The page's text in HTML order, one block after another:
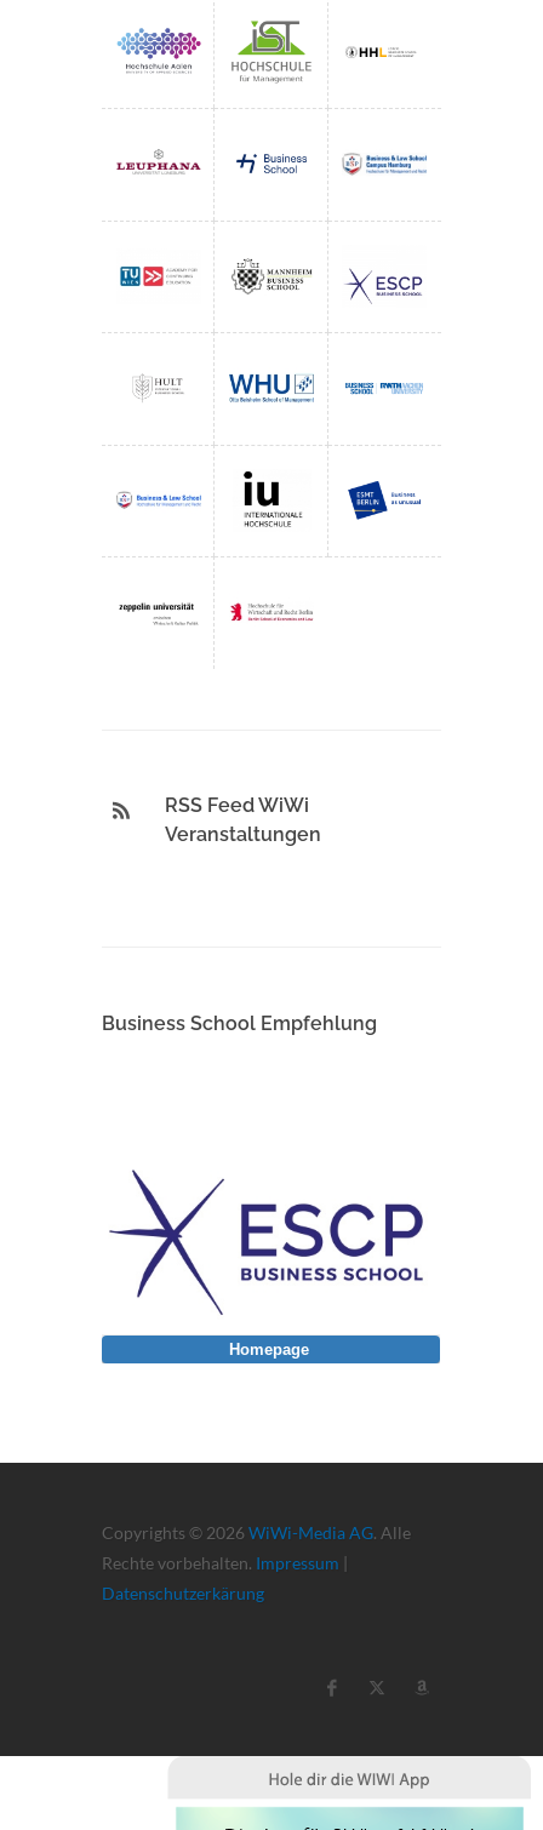
RSS Feed WiWi
Veranstaltungen
Business School Empfehlung
Copyrights © 2026 WiWi-Media AG. Alle
Rechte vorbehalten. Impressum |
Datenschutzerkärung
Homepage